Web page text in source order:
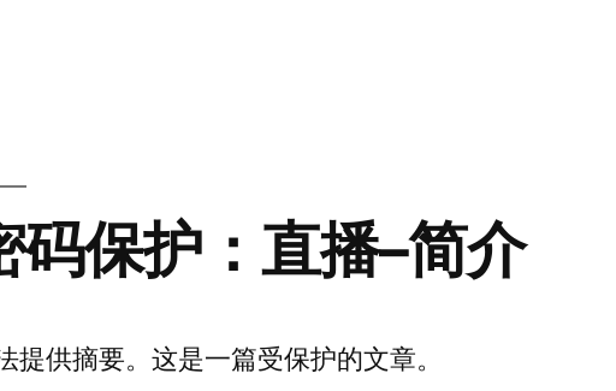
码保护：直播–简介
提供摘要。这是一篇受保护的文章。